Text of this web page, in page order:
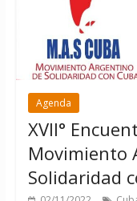
Agenda
XVII°
Movimiento
Solidaridad